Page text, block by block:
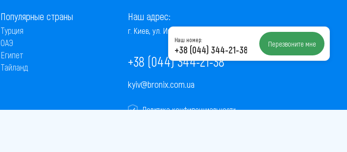
Популярные страны
Турция
ОАЭ
Египет
Тайланд
Наш адрес:
г. Киев, ул. Институтская, 22/7, оф. 41
+38 (044) 344-21-38
kyiv@bronix.com.ua
Политика конфиденциальности
Наш номер:
+38 (044) 344-21-38 Перезвоните мне